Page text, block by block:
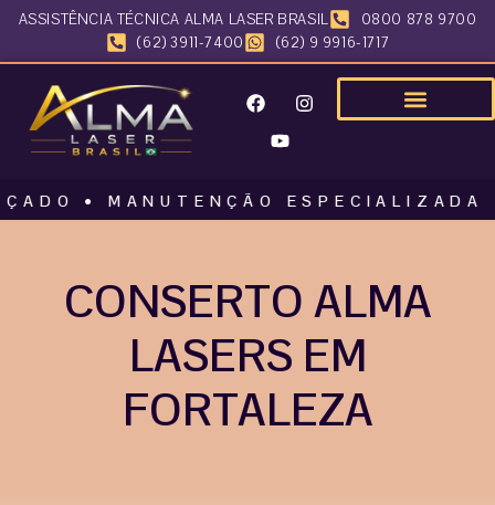
ASSISTÊNCIA TÉCNICA ALMA LASER BRASIL
0800 878 9700
(62) 3911-7400
(62) 9 9916-1717
• MANUTENÇÃO ESPECIALIZADA
CONSERTO ALMA
LASERS EM
FORTALEZA